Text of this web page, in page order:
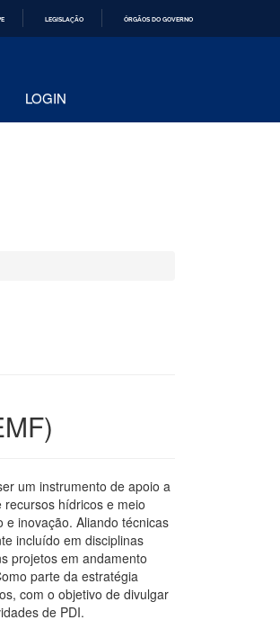
LEGISLAÇÃO ÓRGÃOS DO GOVERNO
LOGIN
um instrumento de apoio a
hídricos e meio
inovação. Aliando técnicas
incluído em disciplinas
projetos em andamento
parte da estratégia
com o objetivo de divulgar
de PDI.